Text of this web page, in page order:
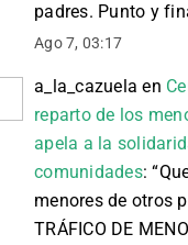
padres. Punto y
Ago 7, 03:17
a_la_cazuela en
reparto de los
apela a la
comunidades: “
menores de otros
TRÁFICO DE